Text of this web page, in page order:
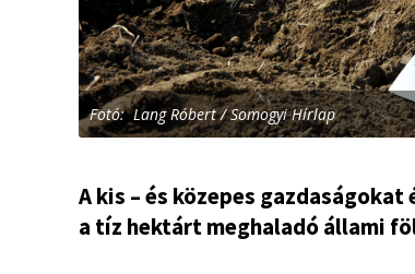
Fotó: Lang Róbert / Somogyi Hírlap
A kis – és közepes
a tíz hektárt meghaladó állami